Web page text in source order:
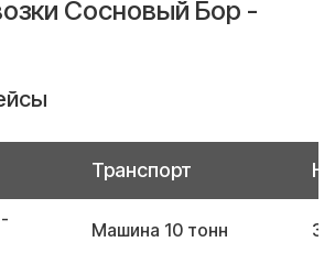
Сосновый Бор -
Транспорт
Машина 10 тонн